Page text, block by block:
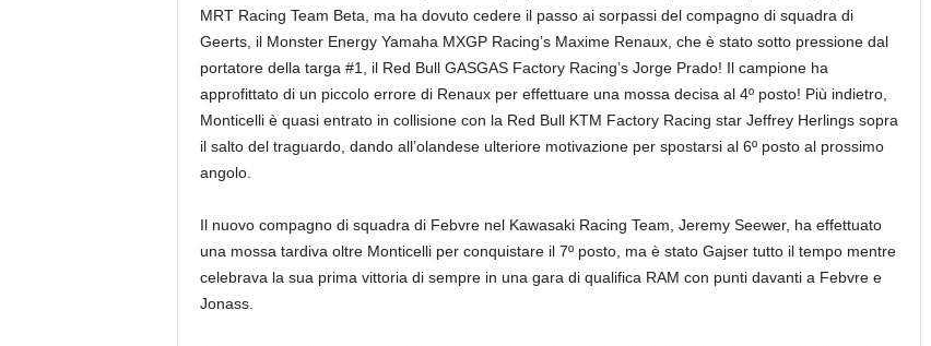
MRT Racing Team Beta, ma ha dovuto cedere il passo ai sorpassi del compagno di squadra di
Geerts, il Monster Energy Yamaha MXGP Racing’s Maxime Renaux, che è stato sotto pressione dal
portatore della targa #1, il Red Bull GASGAS Factory Racing’s Jorge Prado! Il campione ha
approfittato di un piccolo errore di Renaux per effettuare una mossa decisa al 4º posto! Più indietro,
Monticelli è quasi entrato in collisione con la Red Bull KTM Factory Racing star Jeffrey Herlings sopra
il salto del traguardo, dando all’olandese ulteriore motivazione per spostarsi al 6º posto al prossimo
angolo.
Il nuovo compagno di squadra di Febvre nel Kawasaki Racing Team, Jeremy Seewer, ha effettuato
una mossa tardiva oltre Monticelli per conquistare il 7º posto, ma è stato Gajser tutto il tempo mentre
celebrava la sua prima vittoria di sempre in una gara di qualifica RAM con punti davanti a Febvre e
Jonass.